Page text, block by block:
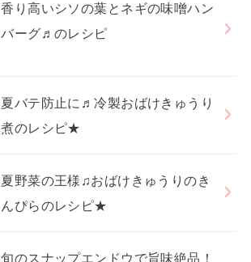
香り高いシソの葉とネギの味噌ハン
バーグ♬のレシピ
夏バテ防止に♬冷製おばけきゅうり
煮のレシピ★
夏野菜の王様♫おばけきゅうりのき
んぴらのレシピ★
旬のスナップエンドウで旨味絶品！